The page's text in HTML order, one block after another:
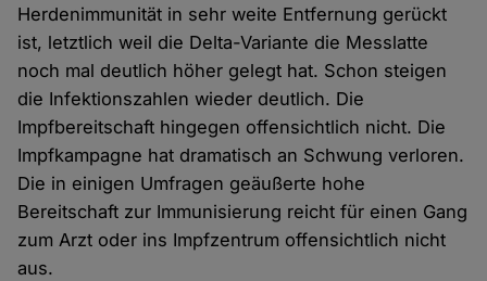
Herdenimmunität in sehr weite Entfernung gerückt
ist, letztlich weil die Delta-Variante die Messlatte
noch mal deutlich höher gelegt hat. Schon steigen
die Infektionszahlen wieder deutlich. Die
Impfbereitschaft hingegen offensichtlich nicht. Die
Impfkampagne hat dramatisch an Schwung verloren.
Die in einigen Umfragen geäußerte hohe
Bereitschaft zur Immunisierung reicht für einen Gang
zum Arzt oder ins Impfzentrum offensichtlich nicht
aus.